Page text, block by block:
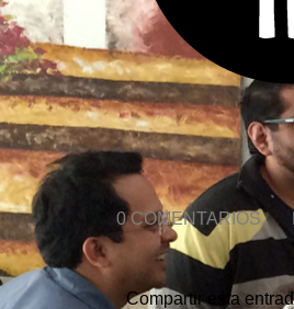
logo desingnig
0 COMENTARIOS /
Compartir esta